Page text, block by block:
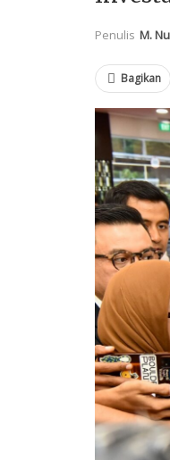
Penulis M.
Bagikan